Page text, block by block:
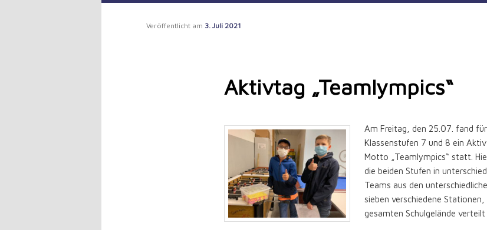
Aktivtag „Teamlympics“
Veröffentlicht am 3. Juli 2021
Am Freitag, den 25.07. fand
Klassenstufen 7 und 8 ein
Motto „Teamlympics“ statt.
die beiden Stufen in
Teams aus den
sieben verschiedene
gesamten Schulgelände verteilt